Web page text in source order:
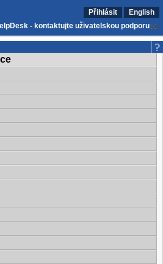
Přihlásit
English
- kontaktujte uživatelskou podporu